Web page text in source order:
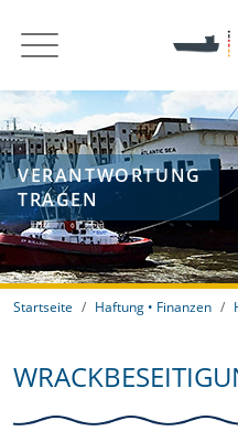
VERANTWORTUNG
TRAGEN
Startseite Haftung • Finanzen